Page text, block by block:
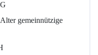
gemeinnützige